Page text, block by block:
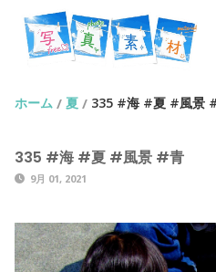
ホーム / 夏 / 335 #海 #夏 #風景
335 #海 #夏 #風景 #青
9月 01, 2021